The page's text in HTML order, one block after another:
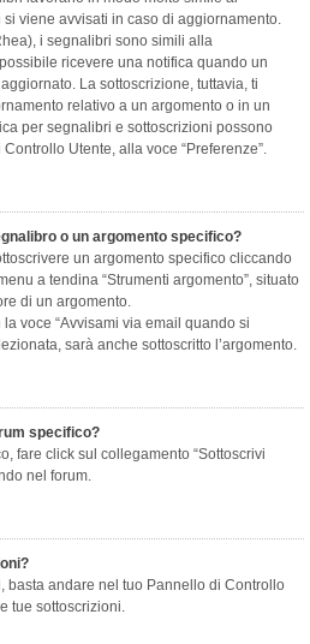
viene avvisati in caso di aggiornamento.
i segnalibri sono simili alla
ricevere una notifica quando un
La sottoscrizione, tuttavia, ti
relativo a un argomento o in un
per segnalibri e sottoscrizioni possono
Utente, alla voce “Preferenze”.
o un argomento specifico?
un argomento specifico cliccando
a tendina “Strumenti argomento”, situato
di un argomento.
voce “Avvisami via email quando si
sarà anche sottoscritto l’argomento.
specifico?
fare click sul collegamento “Sottoscrivi
nel forum.
basta andare nel tuo Pannello di Controllo
tue sottoscrizioni.